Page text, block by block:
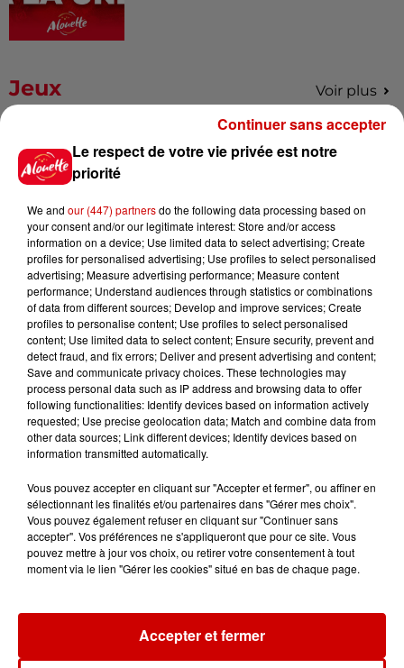
Jeux Voir plus
festival Marché Gourmand 2026
Le Duel - Gagnez vos entrées
pour l'un des zoos de nos
régions !
Destination Vacances - Gagnez
votre séjour en famille au cœur
de la...
Destination Vacances : inscrivez-
vous !
Newsletter
Le respect de votre vie privée est notre
priorité
We and our (447) partnersdo the following data processing based on
your consent and/or our legitimate interest: Store and/or access
information on a device; Use limited data to select advertising; Create
profiles for personalised advertising; Use profiles to select personalised
advertising; Measure advertising performance; Measure content
performance; Understand audiences through statistics or combinations
of data from different sources; Develop and improve services; Create
profiles to personalise content; Use profiles to select personalised
content; Use limited data to select content; Ensure security, prevent and
detect fraud, and fix errors; Deliver and present advertising and content;
Save and communicate privacy choices. These technologies may
process personal data such as IP address and browsing data to offer
following functionalities: Identify devices based on information actively
requested; Use precise geolocation data; Match and combine data from
other data sources; Link different devices; Identify devices based on
information transmitted automatically.
Vous pouvez accepter en cliquant sur "Accepter et fermer", ou affiner en
sélectionnant les finalités et/ou partenaires dans "Gérer mes choix".
Vous pouvez également refuser en cliquant sur "Continuer sans
accepter". Vos préférences ne s'appliqueront que pour ce site. Vous
pouvez mettre à jour vos choix, ou retirer votre consentement à tout
moment via le lien "Gérer les cookies" situé en bas de chaque page.
Accepter et fermer
Continuer sans accepter